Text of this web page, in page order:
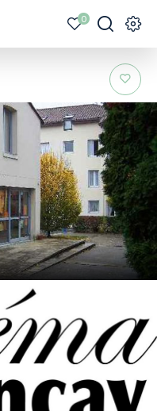
Mes
favoris
0
Je
recherche